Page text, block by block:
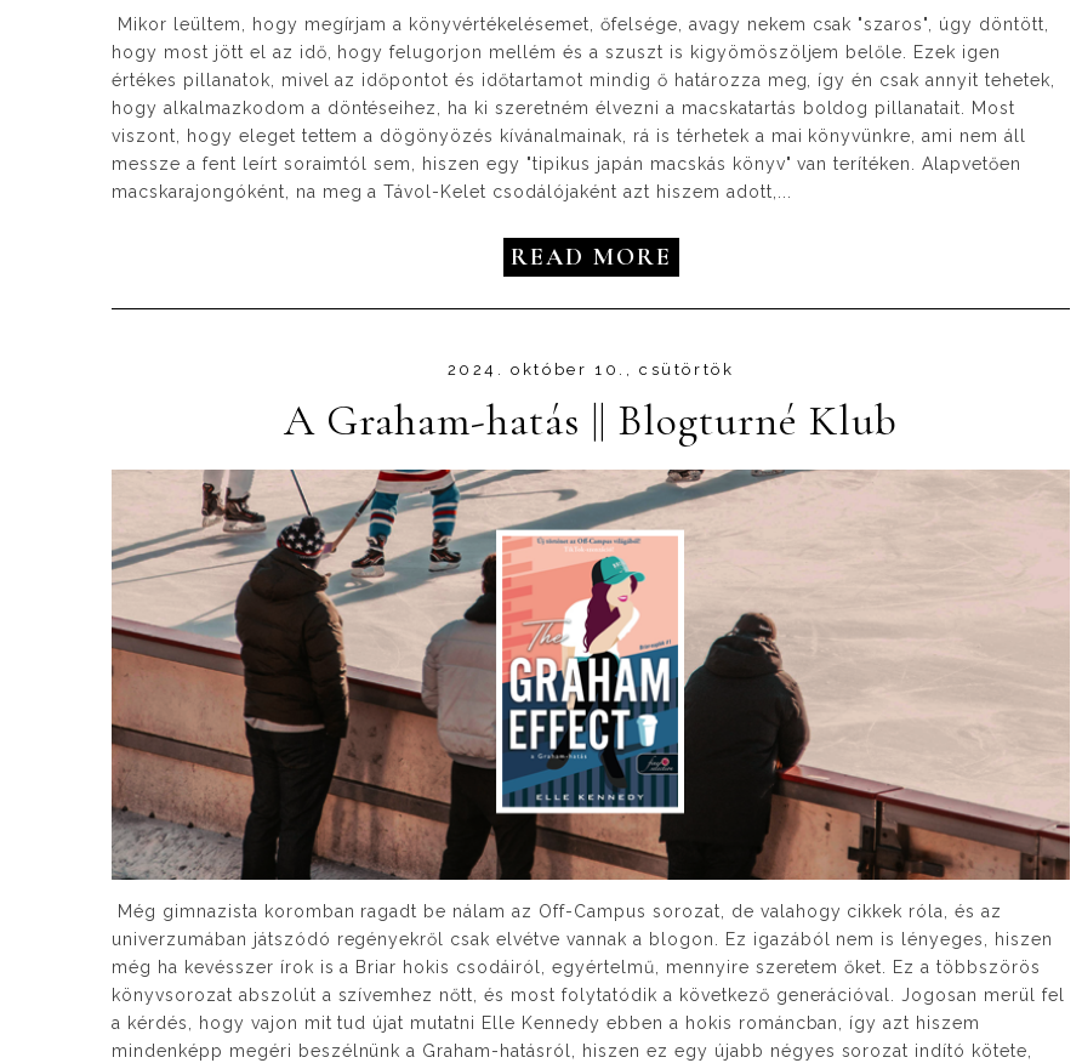
Mikor leültem, hogy megírjam a könyvértékelésemet, őfelsége, avagy nekem csak "szaros", úgy döntött,
hogy most jött el az idő, hogy felugorjon mellém és a szuszt is kigyömöszöljem belőle. Ezek igen
értékes pillanatok, mivel az időpontot és időtartamot mindig ő határozza meg, így én csak annyit tehetek,
hogy alkalmazkodom a döntéseihez, ha ki szeretném élvezni a macskatartás boldog pillanatait. Most
viszont, hogy eleget tettem a dögönyözés kívánalmainak, rá is térhetek a mai könyvünkre, ami nem áll
messze a fent leírt soraimtól sem, hiszen egy "tipikus japán macskás könyv" van terítéken. Alapvetően
macskarajongóként, na meg a Távol-Kelet csodálójaként azt hiszem adott,...
READ MORE
2024. október 10., csütörtök
A Graham-hatás || Blogturné Klub
Még gimnazista koromban ragadt be nálam az Off-Campus sorozat, de valahogy cikkek róla, és az
univerzumában játszódó regényekről csak elvétve vannak a blogon. Ez igazából nem is lényeges, hiszen
még ha kevésszer írok is a Briar hokis csodáiról, egyértelmű, mennyire szeretem őket. Ez a többszörös
könyvsorozat abszolút a szívemhez nőtt, és most folytatódik a következő generációval. Jogosan merül fel
a kérdés, hogy vajon mit tud újat mutatni Elle Kennedy ebben a hokis románcban, így azt hiszem
mindenképp megéri beszélnünk a Graham-hatásról, hiszen ez egy újabb négyes sorozat indító kötete,